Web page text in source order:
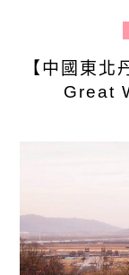
【中國東
Great